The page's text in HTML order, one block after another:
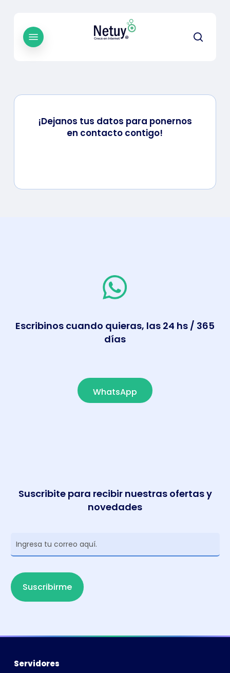
content
Menu
¡Dejanos tus datos para ponernos
en contacto contigo!
Escribinos cuando quieras, las 24 hs / 365
días
WhatsApp
Suscribite para recibir nuestras ofertas y
novedades
Suscribirme
Servidores